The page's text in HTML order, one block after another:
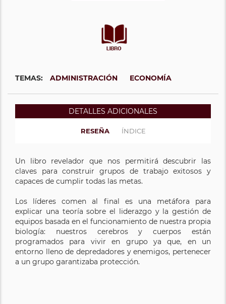
TEMAS: ADMINISTRACIÓN ECONOMÍA
DETALLES ADICIONALES
RESEÑA ÍNDICE
Un libro revelador que nos permitirá descubrir las
claves para construir grupos de trabajo exitosos y
capaces de cumplir todas las metas.
Los líderes comen al final es una metáfora para
explicar una teoría sobre el liderazgo y la gestión de
equipos basada en el funcionamiento de nuestra propia
biología: nuestros cerebros y cuerpos están
programados para vivir en grupo ya que, en un
entorno lleno de depredadores y enemigos, pertenecer
a un grupo garantizaba protección.